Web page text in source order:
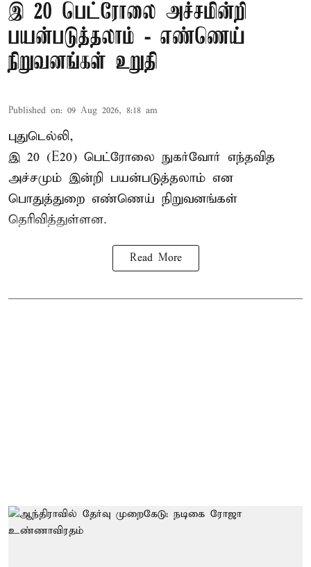
இ 20 பெட்ரோலை அச்சமின்றி
பயன்படுத்தலாம் - எண்ணெய்
நிறுவனங்கள் உறுதி
Published on: 09 Aug 2026, 8:18 am
புதுடெல்லி,
இ 20 (E20) பெட்ரோலை நுகர்வோர் எந்தவித
அச்சமும் இன்றி பயன்படுத்தலாம் என
பொதுத்துறை எண்ணெய் நிறுவனங்கள்
தெரிவித்துள்ளன.
Read More